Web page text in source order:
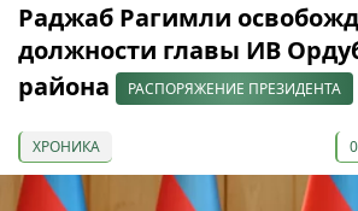
Раджаб Рагимли
должности главы ИВ
района
РАСПОРЯЖЕНИЕ ПРЕЗИДЕНТА
ХРОНИКА